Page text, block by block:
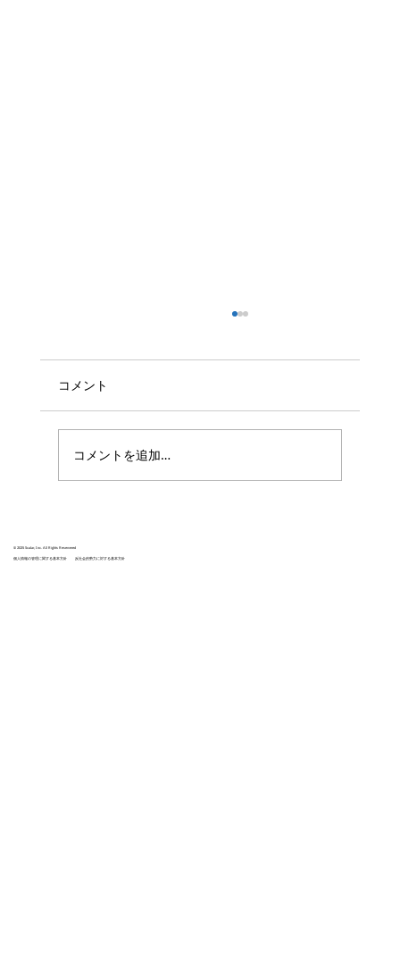
業の分散データへの問い合わせを実現
コメント
コメントを追加…
© 2025 Scalar, Inc. All Rights Reservered
個人情報の管理に関する基本方針 反社会的勢力に対する基本方針